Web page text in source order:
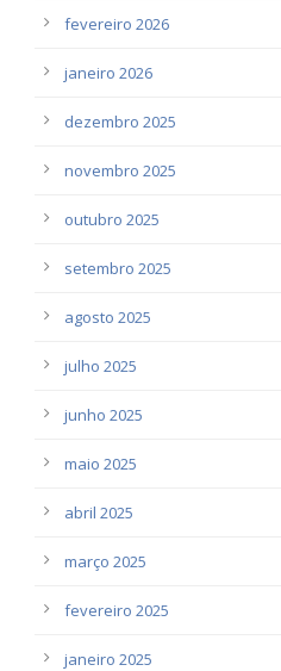
fevereiro 2026
janeiro 2026
dezembro 2025
novembro 2025
outubro 2025
setembro 2025
agosto 2025
julho 2025
junho 2025
maio 2025
abril 2025
março 2025
fevereiro 2025
janeiro 2025